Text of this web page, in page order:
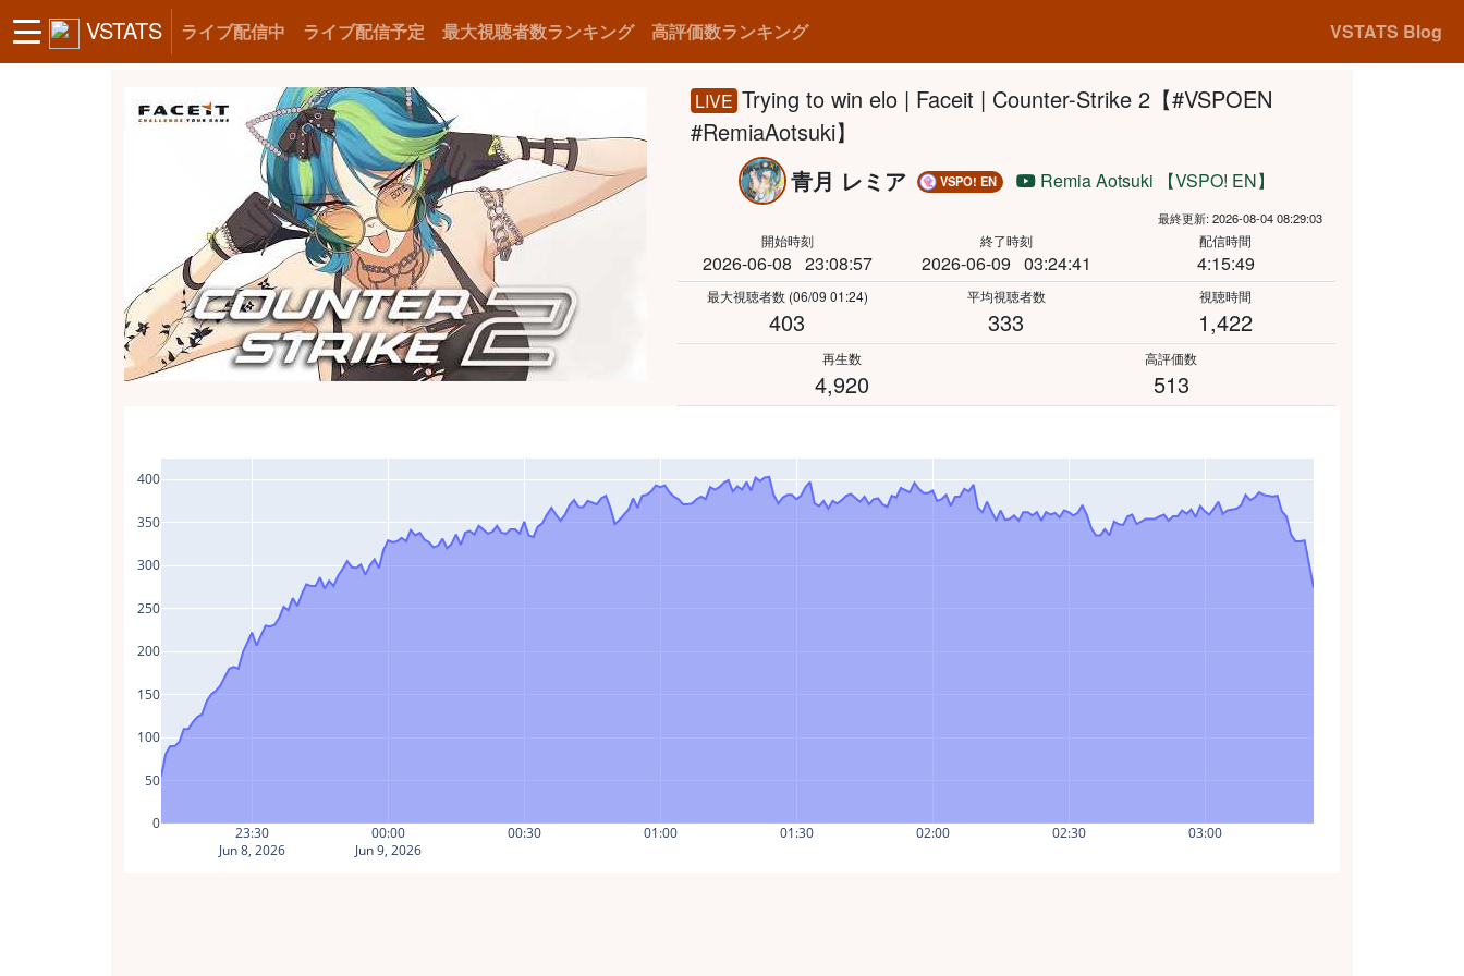
VSTATS ライブ配信中 ライブ配信予定 最大視聴者数ランキング 高評価数ランキング VSTATS Blog
LIVE Trying to win elo | Faceit | Counter-Strike 2【#VSPOEN
#RemiaAotsuki】
青月 レミア
VSPO! EN Remia Aotsuki 【VSPO! EN】
最終更新: 2026-08-04 08:29:03
開始時刻
2026-06-08 23:08:57
終了時刻
2026-06-09 03:24:41
配信時間
4:15:49
最大視聴者数 (06/09 01:24)
403
平均視聴者数
333
視聴時間
1,422
再生数
4,920
高評価数
513
23:30
Jun 8, 2026
00:00
Jun 9, 2026
00:30 01:00 01:30 02:00 02:30 03:00
0
50
100
150
200
250
300
350
400